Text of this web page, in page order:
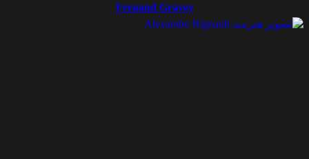
Fernand Gravey